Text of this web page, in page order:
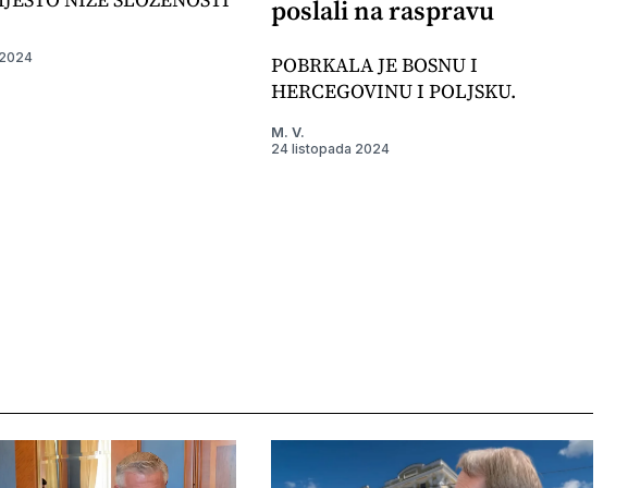
poslali na raspravu
POBRKALA JE BOSNU I
HERCEGOVINU I POLJSKU.
M. V.
24 listopada 2024